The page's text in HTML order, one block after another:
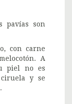
pavías son
con carne
A
piel no es
y se